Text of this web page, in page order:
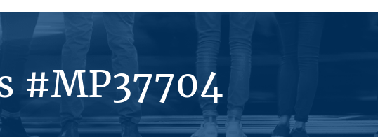
#MP37704